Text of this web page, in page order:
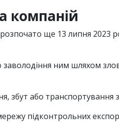
компаній
ще 13 липня 2023
заволодіння ним шляхом
збут або транспортування
підконтрольних